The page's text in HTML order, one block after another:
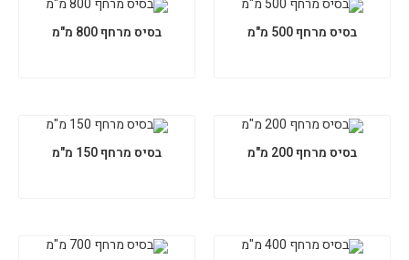
בסיס מרחף 500 מ"מ בסיס מרחף 800 מ"מ
בסיס מרחף 200 מ"מ בסיס מרחף 150 מ"מ